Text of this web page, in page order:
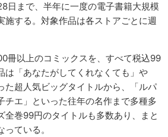
日まで、半年に一度の電子書籍大規模
施する。対象作品は各ストアごとに週
冊以上のコミックスを、すべて税込99
は「あなたがしてくれなくても」や
た超人気ビッグタイトルから、「ルパ
チエ」といった往年の名作まで多種多
全巻99円のタイトルも多数あり、まと
ている。